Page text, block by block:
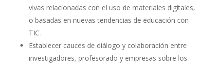
vivas relacionadas con el uso de materiales digitales,
o basadas en nuevas tendencias de educación con
TIC.
Establecer cauces de diálogo y colaboración entre
investigadores, profesorado y empresas sobre los